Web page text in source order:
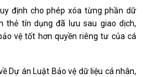
định cho phép xóa từng phần dữ
thẻ tín dụng đã lưu sau giao dịch,
vệ tốt hơn quyền riêng tư của cá
Dự án Luật Bảo vệ dữ liệu cá nhân,